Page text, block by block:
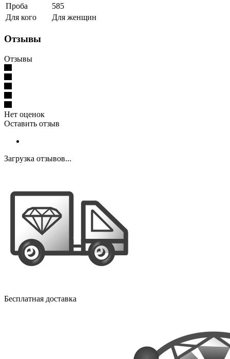
Проба
585
Для кого
Для женщин
Отзывы
Отзывы
Нет оценок
Оставить отзыв
Загрузка отзывов...
Бесплатная доставка